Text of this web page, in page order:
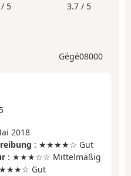
5
3.7 / 5
Gégé08000
5
2018
: ★★★★☆ Gut
: ★★★☆☆ Mittelmäßig
Gut